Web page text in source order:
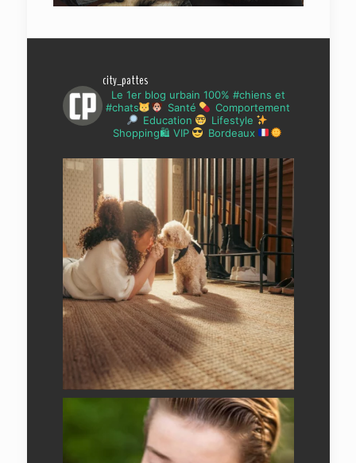
city_pattes
Le 1er blog urbain 100% #chiens et
#chats
Santé
Comportement
Education
Lifestyle
Shopping🛍 VIP
Bordeaux